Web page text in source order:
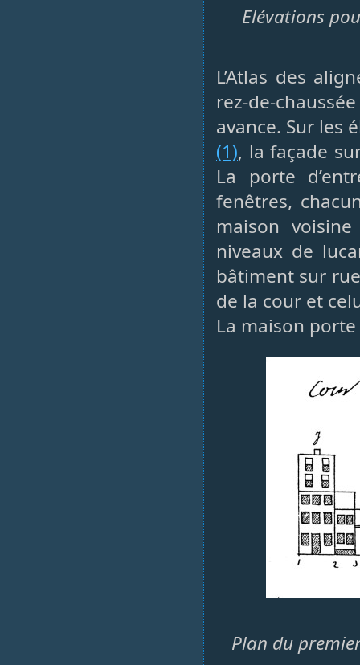
Elévations
L’Atlas des
rez-de-
avance. Sur les
(1), la façade
La porte
fenêtres,
maison
niveaux de
bâtiment sur
de la cour et
La maison porte
Plan du